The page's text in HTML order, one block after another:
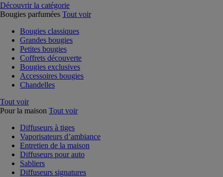
Découvrir la catégorie
Bougies parfumées Tout voir
Bougies classiques
Grandes bougies
Petites bougies
Coffrets découverte
Bougies exclusives
Accessoires bougies
Chandelles
Tout voir
Pour la maison Tout voir
Diffuseurs à tiges
Vaporisateurs d’ambiance
Entretien de la maison
Diffuseurs pour auto
Sabliers
Diffuseurs signatures